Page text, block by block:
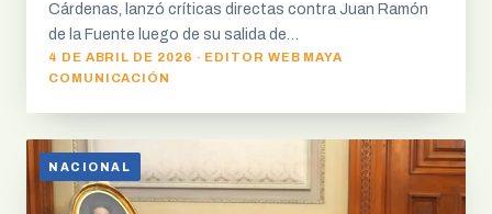
Cárdenas, lanzó críticas directas contra Juan Ramón
de la Fuente luego de su salida de…
4 DE ABRIL DE 2026 · EDITOR WEB MAYA
COMUNICACIÓN
NACIONAL